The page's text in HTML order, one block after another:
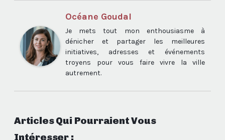
Océane Goudal
Je mets tout mon enthousiasme à
dénicher et partager les meilleures
initiatives, adresses et événements
troyens pour vous faire vivre la ville
autrement.
Articles Qui Pourraient Vous
Intéresser :